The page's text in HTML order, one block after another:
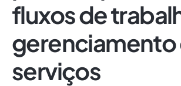
fluxos de
gerenciamento
serviços